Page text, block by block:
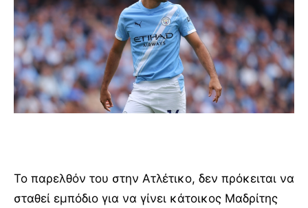
Το παρελθόν του στην Ατλέτικο, δεν πρόκειται να
σταθεί εμπόδιο για να γίνει κάτοικος Μαδρίτης